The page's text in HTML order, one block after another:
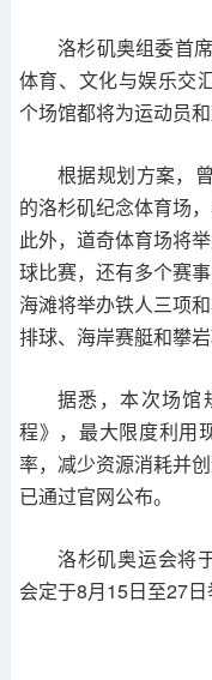
洛杉矶奥组委首
体育、文化与娱乐交
个场馆都将为运动员
根据规划方案，
的洛杉矶纪念体育场
此外，道奇体育场将
球比赛，还有多个赛
海滩将举办铁人三项
排球、海岸赛艇和攀岩
据悉，本次场馆
程》，最大限度利用
率，减少资源消耗并
已通过官网公布。
洛杉矶奥运会将
会定于8月15日至27日